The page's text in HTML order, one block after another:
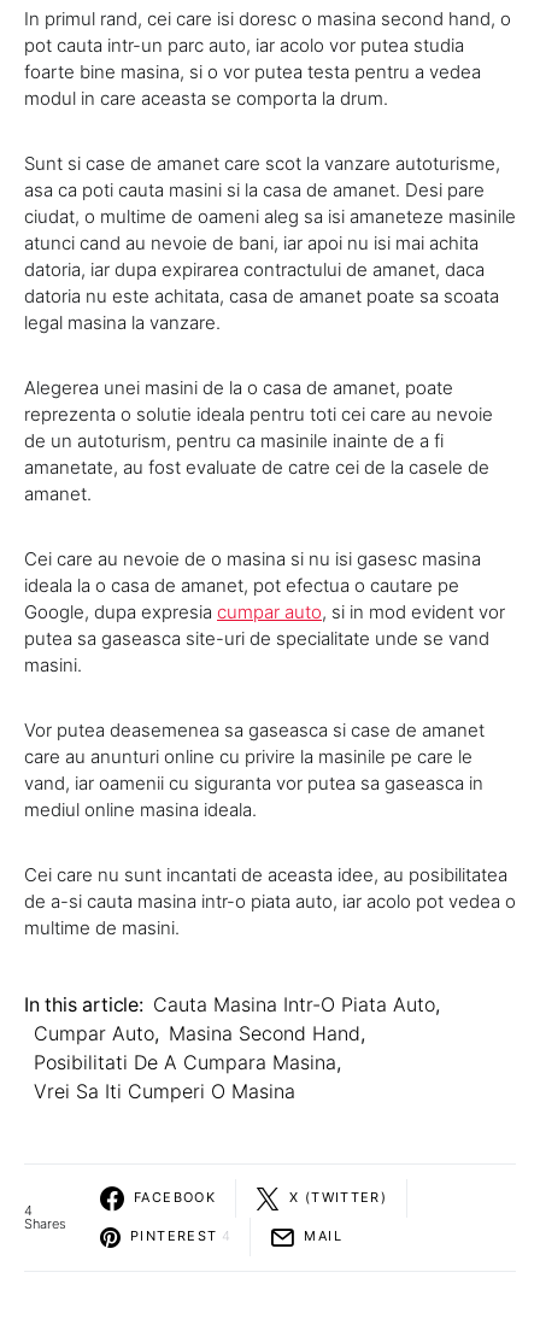
In primul rand, cei care isi doresc o masina second hand, o
pot cauta intr-un parc auto, iar acolo vor putea studia
foarte bine masina, si o vor putea testa pentru a vedea
modul in care aceasta se comporta la drum.
Sunt si case de amanet care scot la vanzare autoturisme,
asa ca poti cauta masini si la casa de amanet. Desi pare
ciudat, o multime de oameni aleg sa isi amaneteze masinile
atunci cand au nevoie de bani, iar apoi nu isi mai achita
datoria, iar dupa expirarea contractului de amanet, daca
datoria nu este achitata, casa de amanet poate sa scoata
legal masina la vanzare.
Alegerea unei masini de la o casa de amanet, poate
reprezenta o solutie ideala pentru toti cei care au nevoie
de un autoturism, pentru ca masinile inainte de a fi
amanetate, au fost evaluate de catre cei de la casele de
amanet.
Cei care au nevoie de o masina si nu isi gasesc masina
ideala la o casa de amanet, pot efectua o cautare pe
Google, dupa expresia cumpar auto, si in mod evident vor
putea sa gaseasca site-uri de specialitate unde se vand
masini.
Vor putea deasemenea sa gaseasca si case de amanet
care au anunturi online cu privire la masinile pe care le
vand, iar oamenii cu siguranta vor putea sa gaseasca in
mediul online masina ideala.
Cei care nu sunt incantati de aceasta idee, au posibilitatea
de a-si cauta masina intr-o piata auto, iar acolo pot vedea o
multime de masini.
In this article: Cauta Masina Intr-O Piata Auto,
Cumpar Auto, Masina Second Hand,
Posibilitati De A Cumpara Masina,
Vrei Sa Iti Cumperi O Masina
4
Shares
FACEBOOK X (TWITTER)
PINTEREST 4 MAIL